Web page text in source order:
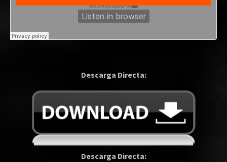
Descarga Directa:
Descarga Directa: